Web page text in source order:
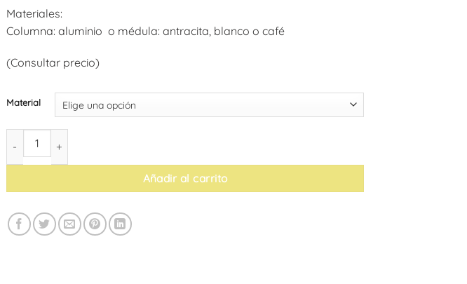
Materiales:
Columna: aluminio o médula: antracita, blanco o café
(Consultar precio)
Material
Mesa Ab. Dinamarca cantidad
Añadir al carrito